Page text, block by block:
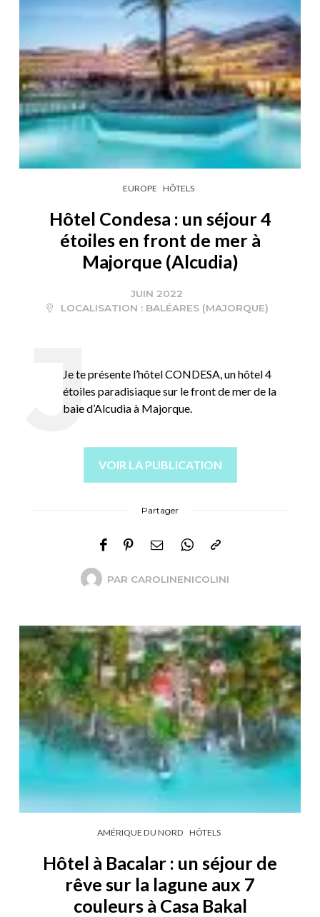
EUROPE HÔTELS
Hôtel Condesa : un séjour 4
étoiles en front de mer à
Majorque (Alcudia)
JUIN 2022
LOCALISATION : BALÉARES (MAJORQUE)
Je te présente l’hôtel CONDESA, un hôtel 4
étoiles paradisiaque sur le front de mer de la
baie d’Alcudia à Majorque.
VOIR LA PUBLICATION
Partager
PAR CAROLINENICOLINI
AMÉRIQUE DU NORD HÔTELS
Hôtel à Bacalar : un séjour de
rêve sur la lagune aux 7
couleurs à Casa Bakal